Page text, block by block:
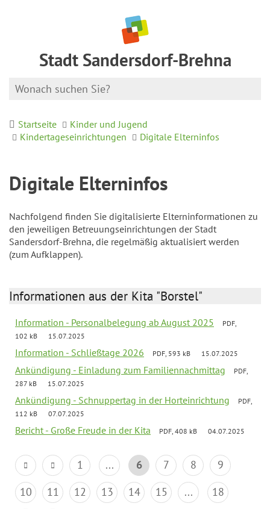
Stadt Sandersdorf-Brehna
Startseite
Kinder und Jugend
Kindertageseinrichtungen
Digitale Elterninfos
Digitale Elterninfos
Nachfolgend finden Sie digitalisierte Elterninformationen zu
den jeweiligen Betreuungseinrichtungen der Stadt
Sandersdorf-Brehna, die regelmäßig aktualisiert werden
(zum Aufklappen).
Informationen aus der Kita "Borstel"
Information - Personalbelegung ab August 2025
PDF,
102 kB
15.07.2025
Information - Schließtage 2026 PDF, 593 kB 15.07.2025
Ankündigung - Einladung zum Familiennachmittag
PDF,
287 kB
15.07.2025
Ankündigung - Schnuppertag in der Horteinrichtung
PDF,
112 kB
07.07.2025
Bericht - Große Freude in der Kita PDF, 408 kB 04.07.2025
1 ... 6 7 8
9
10
11 12 13 14 15 ... 18